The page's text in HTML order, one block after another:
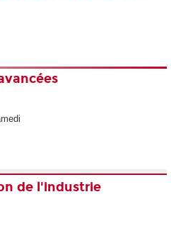
de l'industrie